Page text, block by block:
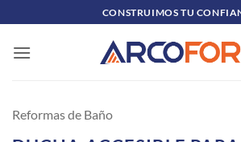
to
content
CONSTRUIMOS TU
Reformas de Baño